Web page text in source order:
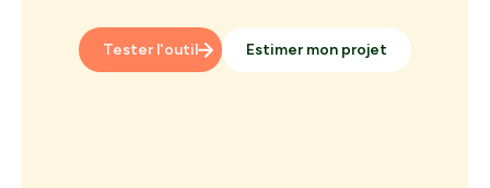
Tester l'outil Estimer mon projet